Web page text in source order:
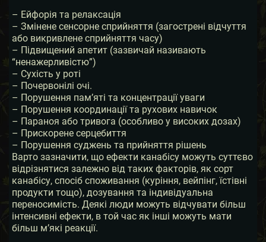
– Ейфорія та релаксація
– Змінене сенсорне сприйняття (загострені відчуття
або викривлене сприйняття часу)
– Підвищений апетит (зазвичай називають
“ненажерливістю”)
– Сухість у роті
– Почервонілі очі.
– Порушення пам’яті та концентрації уваги
– Порушення координації та рухових навичок
– Параноя або тривога (особливо у високих дозах)
– Прискорене серцебиття
– Порушення суджень та прийняття рішень
Варто зазначити, що ефекти канабісу можуть суттєво
відрізнятися залежно від таких факторів, як сорт
канабісу, спосіб споживання (куріння, вейпінг, їстівні
продукти тощо), дозування та індивідуальна
переносимість. Деякі люди можуть відчувати більш
інтенсивні ефекти, в той час як інші можуть мати
більш м’які реакції.